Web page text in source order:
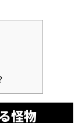
怪物